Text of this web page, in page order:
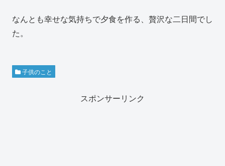
なんとも幸せな気持ちで夕食を作る、贅沢な二日間でし
た。
子供のこと
スポンサーリンク